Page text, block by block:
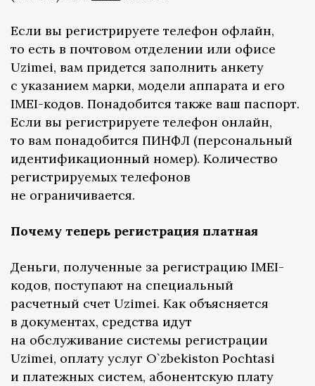
Если вы регистрируете телефон офлайн,
то есть в почтовом отделении или офисе
Uzimei, вам придется заполнить анкету
с указанием марки, модели аппарата и его
IMEI-кодов. Понадобится также ваш паспорт.
Если вы регистрируете телефон онлайн,
то вам понадобится ПИНФЛ (персональный
идентификационный номер). Количество
регистрируемых телефонов
не ограничивается.
Почему теперь регистрация платная
Деньги, полученные за регистрацию IMEI-
кодов, поступают на специальный
расчетный счет Uzimei. Как объясняется
в документах, средства идут
на обслуживание системы регистрации
Uzimei, оплату услуг O`zbekiston Pochtasi
и платежных систем, абонентскую плату